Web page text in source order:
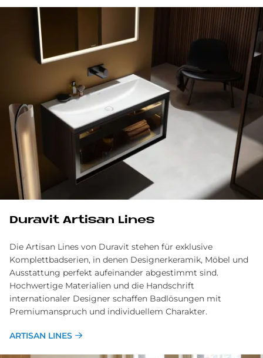
Du­ra­vit Ar­ti­san Li­nes
Die Artisan Lines von Duravit stehen für exklusive
Komplettbadserien, in denen Designerkeramik, Möbel und
Ausstattung perfekt aufeinander abgestimmt sind.
Hochwertige Materialien und die Handschrift
internationaler Designer schaffen Badlösungen mit
Premiumanspruch und individuellem Charakter.
ARTISAN LINES